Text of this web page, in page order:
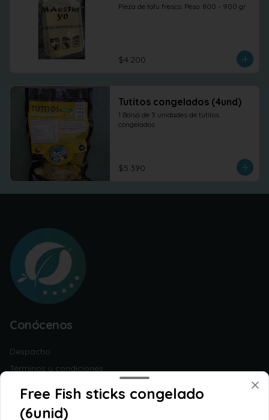
Pieza de tofu fresco. Peso: 800 - 900 gr
$4.200
Tutitos congelados (4und)
1 Bolsa de 3 unidades de tutitos
congelados
$5.390
Conócenos
Despacho
Términos y condiciones
Redes sociales
Free Fish sticks congelado
(6unid)